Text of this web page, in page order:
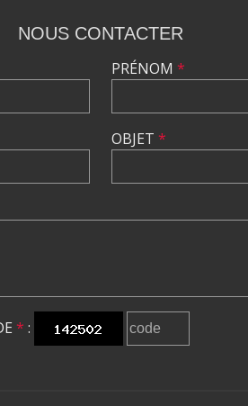
NOUS CONTACTER
PRÉNOM *
OBJET *
* :